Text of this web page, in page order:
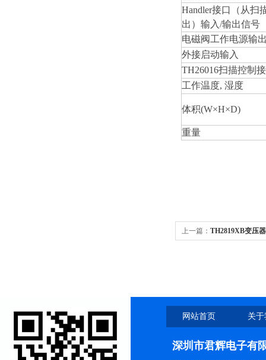
Handler接口（从扫
出）输入/输出信号
电磁阀工作电源输
外接启动输入
TH26016扫描控制
工作温度, 湿度
体积(W×H×D)
重量
上一篇： TH2819XB变压
网站首页 关
深圳市君辉电子有